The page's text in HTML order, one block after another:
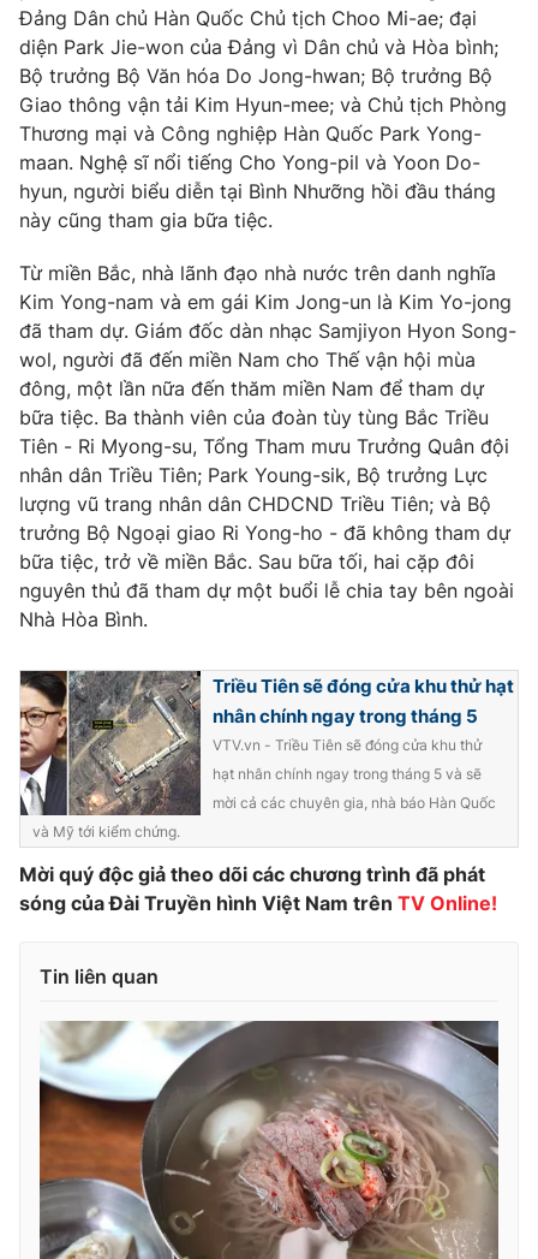
Đảng Dân chủ Hàn Quốc Chủ tịch Choo Mi-ae; đại
diện Park Jie-won của Đảng vì Dân chủ và Hòa bình;
Bộ trưởng Bộ Văn hóa Do Jong-hwan; Bộ trưởng Bộ
Giao thông vận tải Kim Hyun-mee; và Chủ tịch Phòng
Thương mại và Công nghiệp Hàn Quốc Park Yong-
maan. Nghệ sĩ nổi tiếng Cho Yong-pil và Yoon Do-
hyun, người biểu diễn tại Bình Nhưỡng hồi đầu tháng
này cũng tham gia bữa tiệc.
Từ miền Bắc, nhà lãnh đạo nhà nước trên danh nghĩa
Kim Yong-nam và em gái Kim Jong-un là Kim Yo-jong
đã tham dự. Giám đốc dàn nhạc Samjiyon Hyon Song-
wol, người đã đến miền Nam cho Thế vận hội mùa
đông, một lần nữa đến thăm miền Nam để tham dự
bữa tiệc. Ba thành viên của đoàn tùy tùng Bắc Triều
Tiên - Ri Myong-su, Tổng Tham mưu Trưởng Quân đội
nhân dân Triều Tiên; Park Young-sik, Bộ trưởng Lực
lượng vũ trang nhân dân CHDCND Triều Tiên; và Bộ
trưởng Bộ Ngoại giao Ri Yong-ho - đã không tham dự
bữa tiệc, trở về miền Bắc. Sau bữa tối, hai cặp đôi
nguyên thủ đã tham dự một buổi lễ chia tay bên ngoài
Nhà Hòa Bình.
Triều Tiên sẽ đóng cửa khu thử hạt
nhân chính ngay trong tháng 5
VTV.vn - Triều Tiên sẽ đóng cửa khu thử
hạt nhân chính ngay trong tháng 5 và sẽ
mời cả các chuyên gia, nhà báo Hàn Quốc
và Mỹ tới kiểm chứng.
Mời quý độc giả theo dõi các chương trình đã phát
sóng của Đài Truyền hình Việt Nam trên TV Online!
Tin liên quan